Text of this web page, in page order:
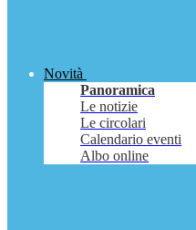
Novità
Panoramica
Le notizie
Le circolari
Calendario eventi
Albo online